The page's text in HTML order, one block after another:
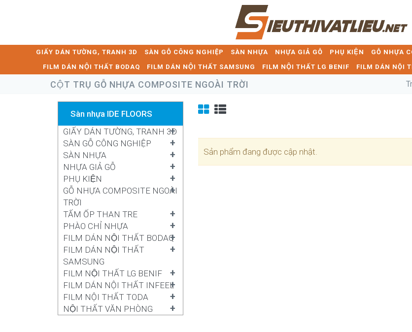
GIẤY DÁN TƯỜNG, TRANH 3D SÀN GỖ CÔNG NGHIỆP SÀN NHỰA NHỰA GIẢ GỖ PHỤ KIỆN GỖ NHỰA
FILM DÁN NỘI THẤT BODAQ
FILM DÁN NỘI THẤT SAMSUNG FILM NỘI THẤT LG BENIF FILM DÁN NỘI
CỘT TRỤ GỖ NHỰA COMPOSITE NGOÀI TRỜI
Sàn nhựa IDE FLOORS
GIẤY DÁN TƯỜNG, TRANH 3D
+
SÀN GỖ CÔNG NGHIỆP +
SÀN NHỰA +
NHỰA GIẢ GỖ +
PHỤ KIỆN +
GỖ NHỰA COMPOSITE NGOÀI
TRỜI
+
TẤM ỐP THAN TRE +
PHÀO CHỈ NHỰA +
FILM DÁN NỘI THẤT BODAQ
+
FILM DÁN NỘI THẤT
SAMSUNG
+
FILM NỘI THẤT LG BENIF +
FILM DÁN NỘI THẤT INFEEL
+
FILM NỘI THẤT TODA +
NỘI THẤT VĂN PHÒNG +
Sản phẩm đang được cập nhật.